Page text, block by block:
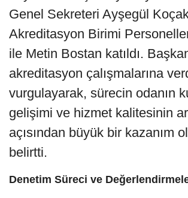
Genel Sekreteri Ayşegül
Akreditasyon Birimi
ile Metin Bostan katıldı.
akreditasyon çalışmalarına
vurgulayarak, sürecin odanın
gelişimi ve hizmet kalitesinin
açısından büyük bir kazanım
belirtti.
Denetim Süreci ve